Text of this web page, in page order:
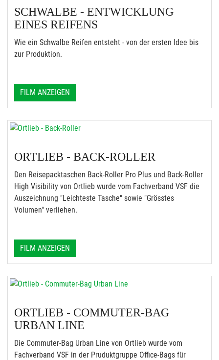
SCHWALBE - ENTWICKLUNG
EINES REIFENS
Wie ein Schwalbe Reifen entsteht - von der ersten Idee bis
zur Produktion.
FILM ANZEIGEN
ORTLIEB - BACK-ROLLER
Den Reisepacktaschen Back-Roller Pro Plus und Back-Roller
High Visibility von Ortlieb wurde vom Fachverband VSF die
Auszeichnung "Leichteste Tasche" sowie "Grösstes
Volumen" verliehen.
FILM ANZEIGEN
ORTLIEB - COMMUTER-BAG
URBAN LINE
Die Commuter-Bag Urban Line von Ortlieb wurde vom
Fachverband VSF in der Pruduktgruppe Office-Bags für